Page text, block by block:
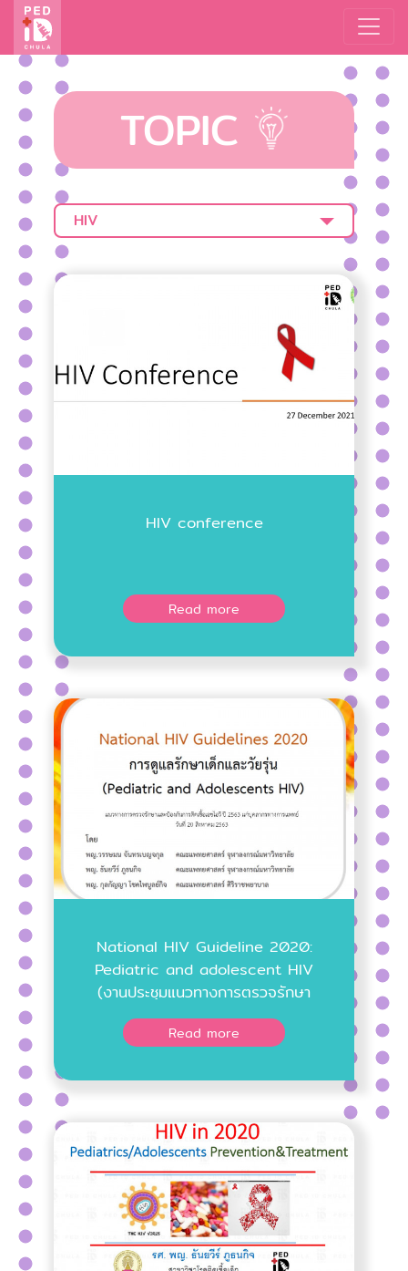
TOPIC
HIV
HIV conference
Read more
National HIV Guideline 2020:
Pediatric and adolescent HIV
(งานประชุมแนวทางการตรวจรักษา
และป้องกันการติดเชื้อเอชไอวี ปี
2563 แก่บุคลากรทางการแพทย์ วัน
Read more